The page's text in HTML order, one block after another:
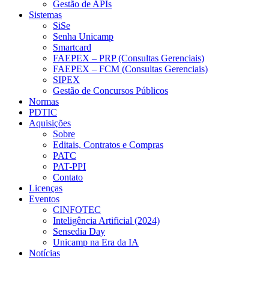
Gestão de APIs
Sistemas
SiSe
Senha Unicamp
Smartcard
FAEPEX – PRP (Consultas Gerenciais)
FAEPEX – FCM (Consultas Gerenciais)
SIPEX
Gestão de Concursos Públicos
Normas
PDTIC
Aquisições
Sobre
Editais, Contratos e Compras
PATC
PAT-PPI
Contato
Licenças
Eventos
CINFOTEC
Inteligência Artificial (2024)
Sensedia Day
Unicamp na Era da IA
Notícias